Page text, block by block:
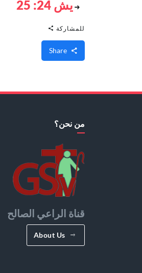
يش 24: 25
للمشاركة
من نحن؟
قناة الراعي الصالح
About Us